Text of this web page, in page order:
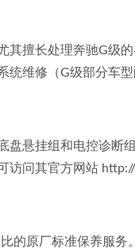
维修（G级部分车
问其官方网站
的原厂标准保养服务。